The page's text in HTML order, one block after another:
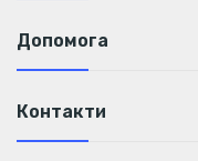
Допомога
Контакти